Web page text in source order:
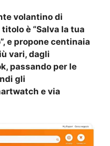
volantino di
è “Salva la tua
e propone centinaia
vari, dagli
passando per le
gli
e via